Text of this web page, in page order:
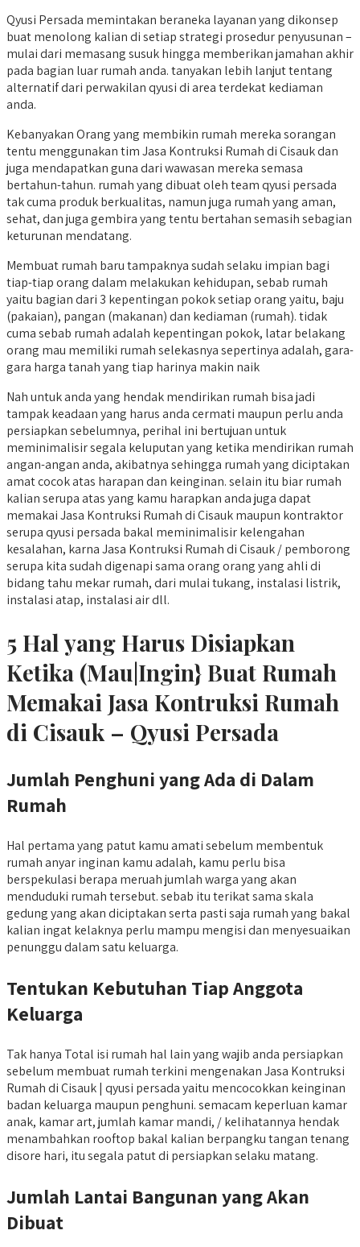
Qyusi Persada memintakan beraneka layanan yang dikonsep
buat menolong kalian di setiap strategi prosedur penyusunan –
mulai dari memasang susuk hingga memberikan jamahan akhir
pada bagian luar rumah anda. tanyakan lebih lanjut tentang
alternatif dari perwakilan qyusi di area terdekat kediaman
anda.
Kebanyakan Orang yang membikin rumah mereka sorangan
tentu menggunakan tim Jasa Kontruksi Rumah di Cisauk dan
juga mendapatkan guna dari wawasan mereka semasa
bertahun-tahun. rumah yang dibuat oleh team qyusi persada
tak cuma produk berkualitas, namun juga rumah yang aman,
sehat, dan juga gembira yang tentu bertahan semasih sebagian
keturunan mendatang.
Membuat rumah baru tampaknya sudah selaku impian bagi
tiap-tiap orang dalam melakukan kehidupan, sebab rumah
yaitu bagian dari 3 kepentingan pokok setiap orang yaitu, baju
(pakaian), pangan (makanan) dan kediaman (rumah). tidak
cuma sebab rumah adalah kepentingan pokok, latar belakang
orang mau memiliki rumah selekasnya sepertinya adalah, gara-
gara harga tanah yang tiap harinya makin naik
Nah untuk anda yang hendak mendirikan rumah bisa jadi
tampak keadaan yang harus anda cermati maupun perlu anda
persiapkan sebelumnya, perihal ini bertujuan untuk
meminimalisir segala keluputan yang ketika mendirikan rumah
angan-angan anda, akibatnya sehingga rumah yang diciptakan
amat cocok atas harapan dan keinginan. selain itu biar rumah
kalian serupa atas yang kamu harapkan anda juga dapat
memakai Jasa Kontruksi Rumah di Cisauk maupun kontraktor
serupa qyusi persada bakal meminimalisir kelengahan
kesalahan, karna Jasa Kontruksi Rumah di Cisauk / pemborong
serupa kita sudah digenapi sama orang orang yang ahli di
bidang tahu mekar rumah, dari mulai tukang, instalasi listrik,
instalasi atap, instalasi air dll.
5 Hal yang Harus Disiapkan
Ketika (Mau|Ingin} Buat Rumah
Memakai Jasa Kontruksi Rumah
di Cisauk – Qyusi Persada
Jumlah Penghuni yang Ada di Dalam
Rumah
Hal pertama yang patut kamu amati sebelum membentuk
rumah anyar inginan kamu adalah, kamu perlu bisa
berspekulasi berapa meruah jumlah warga yang akan
menduduki rumah tersebut. sebab itu terikat sama skala
gedung yang akan diciptakan serta pasti saja rumah yang bakal
kalian ingat kelaknya perlu mampu mengisi dan menyesuaikan
penunggu dalam satu keluarga.
Tentukan Kebutuhan Tiap Anggota
Keluarga
Tak hanya Total isi rumah hal lain yang wajib anda persiapkan
sebelum membuat rumah terkini mengenakan Jasa Kontruksi
Rumah di Cisauk | qyusi persada yaitu mencocokkan keinginan
badan keluarga maupun penghuni. semacam keperluan kamar
anak, kamar art, jumlah kamar mandi, / kelihatannya hendak
menambahkan rooftop bakal kalian berpangku tangan tenang
disore hari, itu segala patut di persiapkan selaku matang.
Jumlah Lantai Bangunan yang Akan
Dibuat